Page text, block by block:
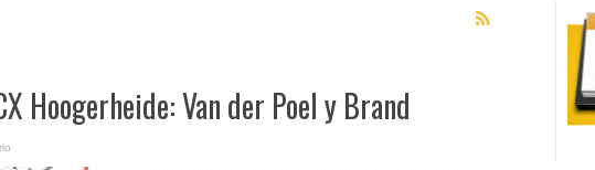
Hoogerheide: Van der Poel y Brand